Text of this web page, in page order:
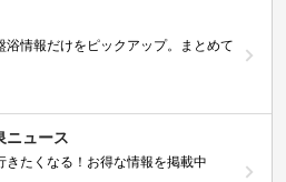
浴情報だけをピックアップ。まとめて
ニュース
きたくなる！お得な情報を掲載中